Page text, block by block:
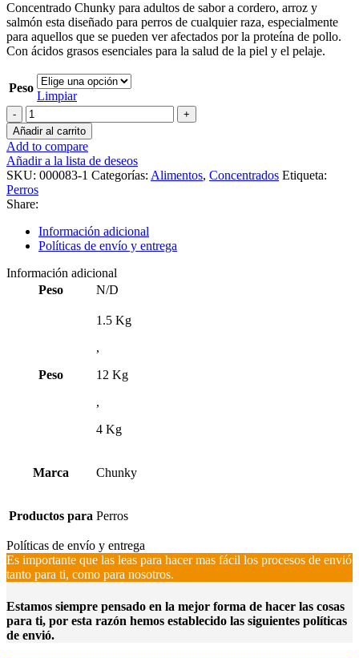
$26.300
through
$141.000
Concentrado Chunky para adultos de sabor a cordero, arroz y
salmón esta diseñado para perros de cualquier raza, especialmente
para aquellos que se pueden ver afectados por la proteína de pollo.
Con ácidos grasos esenciales para la salud de la piel y el pelaje.
Peso
Limpiar
Chunky
cordero
adulto
cantidad
Añadir al carrito
Add to compare
Añadir a la lista de deseos
SKU: 000083-1 Categorías: Alimentos, Concentrados Etiqueta:
Perros
Share:
Información adicional
Políticas de envío y entrega
Información adicional
Peso
N/D
Peso
1.5 Kg
,
12 Kg
,
4 Kg
Marca Chunky
Productos para Perros
Políticas de envío y entrega
Es importante que las leas para hacer mas fácil los procesos de envió
tanto para ti, como para nosotros.
Estamos siempre pensado en la mejor forma de hacer las cosas
para ti, por esta razón hemos establecido las siguientes políticas
de envió.